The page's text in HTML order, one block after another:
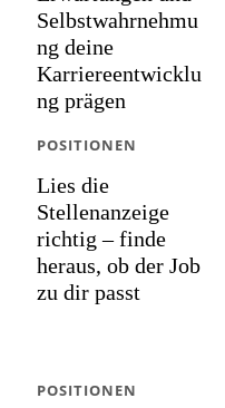
Selbstwahrnehmu
ng deine
Karriereentwicklu
ng prägen
Lies die
Stellenanzeige
richtig – finde
heraus, ob der Job
zu dir passt
POSITIONEN
POSITIONEN